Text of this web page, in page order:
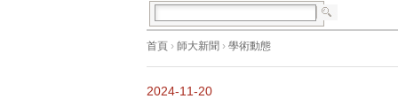
首頁 › 師大新聞 › 學術動態
2024-11-20